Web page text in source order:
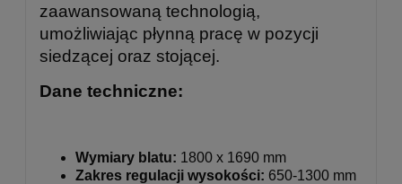
zaawansowaną technologią,
umożliwiając płynną pracę w pozycji
siedzącej oraz stojącej.
Dane techniczne:
Wymiary blatu: 1800 x 1690 mm
Zakres regulacji wysokości: 650-1300 mm